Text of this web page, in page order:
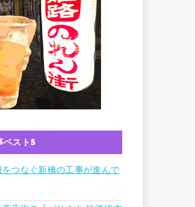
ベスト5
つなぐ新橋の工事が進んで